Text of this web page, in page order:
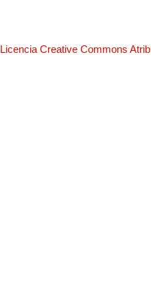
Licencia Creative Commons